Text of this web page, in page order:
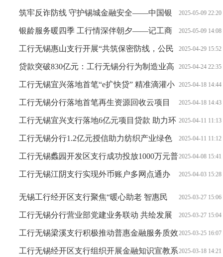
贷款
2025-05-09 22:20
筑牢反诈防线 守护锡城金融安全——中国银
行无锡分行多维度构建全民反诈新格局 2025-05-09 14:08
银龄服务暖四季 工行情深伴朝夕——记工商
银行无锡前洲支行适老网点建设 2025-04-29 15:52
工行无锡惠山支行开展“共筑保密防线，公民
人人有责”保密密码专题教育活动 2025-04-24 22:35
贷款突破830亿元：工行无锡分行为制造业高
质量发展保驾护航 2025-04-18 14:44
工行无锡宜兴落地首笔“e扩快贷” 精准滴灌小
微企业 2025-04-18 14:43
工行无锡分行落地首笔再生资源回收云项目
2025-04-11 11:13
工行无锡宜兴支行落地6亿元项目贷款 助力环
科园产城融合升级 2025-04-11 11:12
工行无锡分行1.2亿元授信助力纺织产业绿色
转型升级 2025-04-08 15:41
工行无锡蠡园开发区支行成功投放1000万元普
惠贷款 2025-04-03 15:28
工行无锡江阴支行实现外币账户多网点通办
打造国际业务服务新标杆
2025-03-27 15:06
无锡工行经开区支行聚焦“暖心助老 智惠民
生”构建养老金融特色网点新生态 2025-03-27 15:04
工行无锡分行营业部党建业务联动 共绘发展
新画卷 2025-03-25 16:07
工行无锡梁溪支行积极推动普惠金融服务质效
提升 2025-03-18 14:21
工行无锡经开区支行组织开展金融知识宣教系